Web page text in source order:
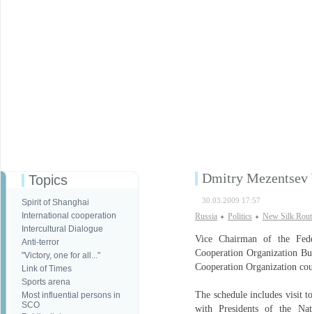
Topics
Spirit of Shanghai
International cooperation
Intercultural Dialogue
Anti-terror
"Victory, one for all..."
Link of Times
Sports arena
Most influential persons in
SCO
Dmitry Mezentsev
30.03.2009 17:57
Russia Politics New Silk
Vice Chairman of the
Cooperation Organization
Cooperation Organization
The schedule includes visit
with Presidents of the